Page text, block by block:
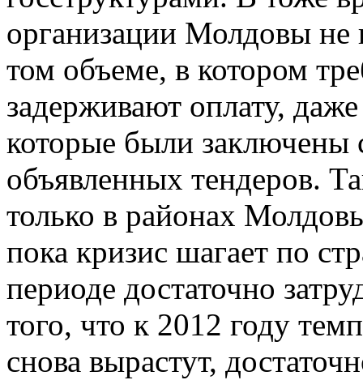
организации Молдовы не
том объеме, в котором
задерживают оплату,
которые были заключены
объявленных тендеров.
только в районах
пока кризис шагает по
периоде достаточно
того, что к 2012 году
снова вырастут,